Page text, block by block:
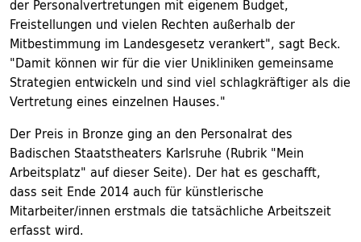
der Personalvertretungen mit eigenem Budget,
Freistellungen und vielen Rechten außerhalb der
Mitbestimmung im Landesgesetz verankert", sagt Beck.
"Damit können wir für die vier Unikliniken gemeinsame
Strategien entwickeln und sind viel schlagkräftiger als die
Vertretung eines einzelnen Hauses."
Der Preis in Bronze ging an den Personalrat des
Badischen Staatstheaters Karlsruhe (Rubrik "Mein
Arbeitsplatz" auf dieser Seite). Der hat es geschafft,
dass seit Ende 2014 auch für künstlerische
Mitarbeiter/innen erstmals die tatsächliche Arbeitszeit
erfasst wird.